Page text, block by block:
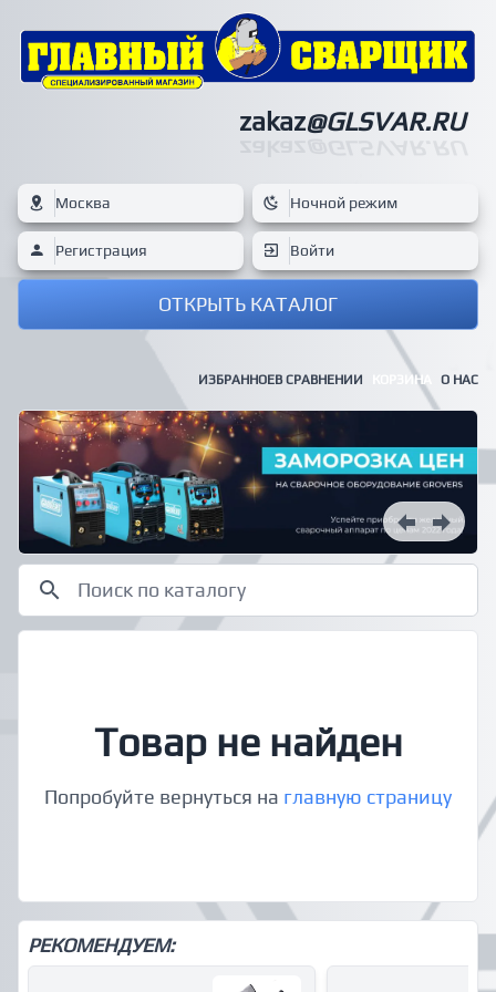
zakaz@GLSVAR.RU
Москва Ночной режим
Регистрация Войти
ОТКРЫТЬ КАТАЛОГ
ИЗБРАННОЕВ СРАВНЕНИИ КОРЗИНА О НАС
Товар не найден
Попробуйте вернуться на главную страницу
РЕКОМЕНДУЕМ: